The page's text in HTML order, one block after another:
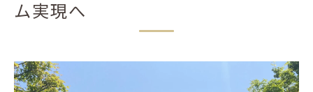
将来の維持費も考えたエクステリア提案
エクステリアで変わる庭リフォームの費用
感
ム実現へ